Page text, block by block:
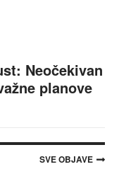
Neočekivan
planove
SVE OBJAVE